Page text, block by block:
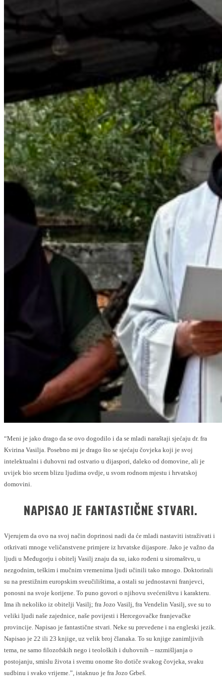
“Meni je jako drago da se ovo dogodilo i da se mladi naraštaji sjećaju dr. fra
Kvirina Vasilja. Posebno mi je drago što se sjećaju čovjeka koji je svoj
intelektualni i duhovni rad ostvario u dijaspori, daleko od domovine, ali je
uvijek bio srcem blizu ljudima ovdje, u svom rodnom mjestu i hrvatskoj
domovini.
NAPISAO JE FANTASTIČNE STVARI.
Vjerujem da ovo na svoj način doprinosi nadi da će mladi nastaviti istraživati i
otkrivati mnoge veličanstvene primjere iz hrvatske dijaspore. Jako je važno da
ljudi u Međugorju i obitelj Vasilj znaju da su, iako rođeni u siromaštvu, u
nezgodnim, teškim i mučnim vremenima ljudi učinili tako mnogo. Doktorirali
su na prestižnim europskim sveučilištima, a ostali su jednostavni franjevci,
ponosni na svoje korijene. To puno govori o njihovu svećeništvu i karakteru.
Ima ih nekoliko iz obitelji Vasilj; fra Jozo Vasilj, fra Vendelin Vasilj, sve su to
veliki ljudi naše zajednice, naše povijesti i Hercegovačke franjevačke
provincije. Napisao je fantastične stvari. Neke su prevedene i na engleski jezik.
Napisao je 22 ili 23 knjige, uz velik broj članaka. To su knjige zanimljivih
tema, ne samo filozofskih nego i teoloških i duhovnih – razmišljanja o
postojanju, smislu života i svemu onome što dotiče svakog čovjeka, svaku
sudbinu i svako vrijeme.”, istaknuo je fra Jozo Grbeš.